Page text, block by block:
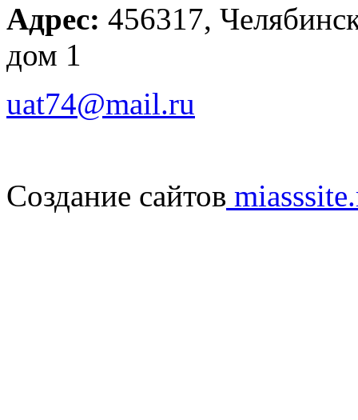
Адрес: 456317,
дом 1
uat74@mail.ru
Создание сайтов